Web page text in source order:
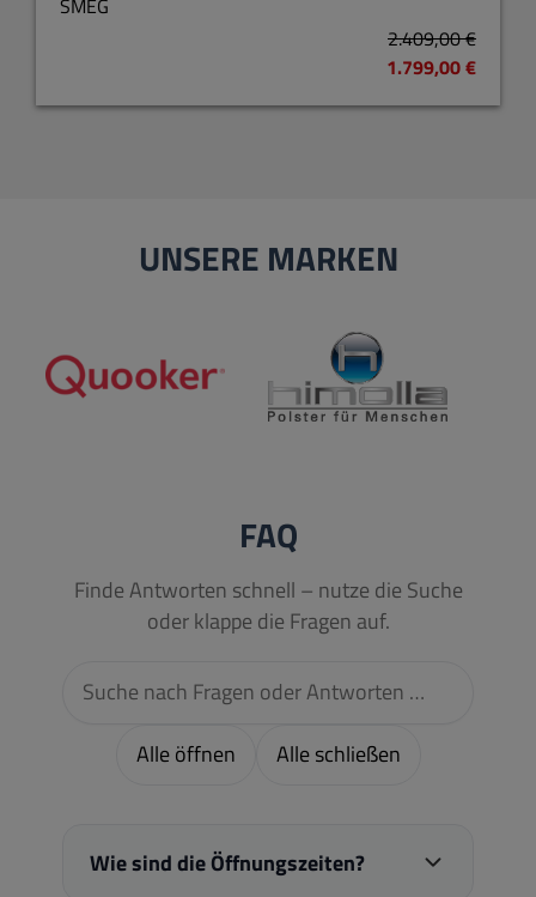
2.409,00 €
1.799,00 €
UNSERE MARKEN
FAQ
Finde Antworten schnell – nutze die Suche
oder klappe die Fragen auf.
Alle öffnen Alle schließen
Wie sind die Öffnungszeiten?